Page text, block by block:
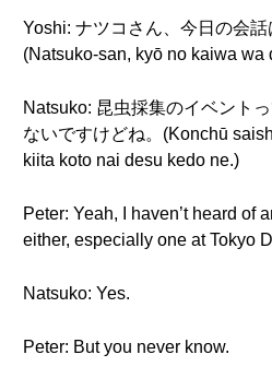
Yoshi: ナツコさん、今日の会話
(Natsuko-san, kyō no kaiwa wa
Natsuko: 昆虫採集のイベント
ないですけどね。(Konchū
kiita koto nai desu kedo ne.)
Peter: Yeah, I haven’t heard of
either, especially one at Tokyo
Natsuko: Yes.
Peter: But you never know.